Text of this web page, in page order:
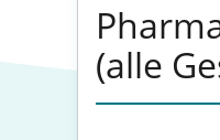
(alle